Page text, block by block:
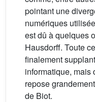
pointant une
numériques
est dû à quelques
Hausdorff. Toute
finalement
informatique, mais
repose
de Biot.